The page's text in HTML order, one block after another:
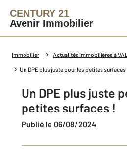
CENTURY 21
Avenir Immobilier
Immobilier Actualités immobilières à
Un DPE plus juste pour les petites surfaces
Un DPE plus juste
petites surfaces !
Publié le 06/08/2024